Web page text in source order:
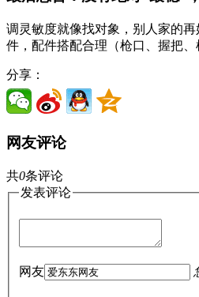
调灵敏度就像找对象，别人家的
件，配件搭配合理（枪口、握把、
分享：
网友评论
共0条评论
发表评论
网友